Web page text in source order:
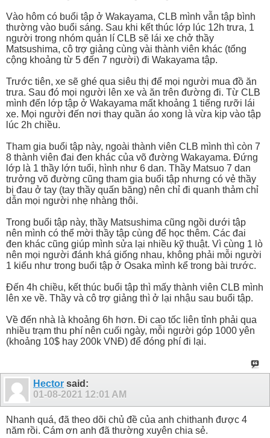
Vào hôm có buổi tập ở Wakayama, CLB mình vẫn tập bình
thường vào buổi sáng. Sau khi kết thúc lớp lúc 12h trưa, 1
người trong nhóm quản lí CLB sẽ lái xe chở thầy
Matsushima, cô trợ giảng cùng vài thành viên khác (tổng
cộng khoảng từ 5 đến 7 người) đi Wakayama tập.
Trước tiên, xe sẽ ghé qua siêu thị để mọi người mua đồ ăn
trưa. Sau đó mọi người lên xe và ăn trên đường đi. Từ CLB
mình đến lớp tập ở Wakayama mất khoảng 1 tiếng rưỡi lái
xe. Mọi người đến nơi thay quần áo xong là vừa kịp vào tập
lúc 2h chiều.
Tham gia buổi tập này, ngoài thành viên CLB mình thì còn 7
8 thành viên đai đen khác của võ đường Wakayama. Đứng
lớp là 1 thầy lớn tuổi, hình như 6 dan. Thầy Matsuo 7 dan
trưởng võ đường cũng tham gia buổi tập nhưng có vẻ thầy
bị đau ở tay (tay thầy quấn băng) nên chỉ đi quanh thảm chỉ
dẫn mọi người nhẹ nhàng thôi.
Trong buổi tập này, thầy Matsushima cũng ngồi dưới tập
nên mình có thể mời thầy tập cùng để học thêm. Các đai
đen khác cũng giúp mình sửa lại nhiều kỹ thuật. Vì cùng 1 lò
nên mọi người đánh khá giống nhau, không phải mỗi người
1 kiểu như trong buổi tập ở Osaka mình kể trong bài trước.
Đến 4h chiều, kết thúc buổi tập thì mấy thành viên CLB mình
lên xe về. Thầy và cô trợ giảng thì ở lại nhậu sau buổi tập.
Về đến nhà là khoảng 6h hơn. Đi cao tốc liên tỉnh phải qua
nhiều trạm thu phí nên cuối ngày, mỗi người góp 1000 yên
(khoảng 10$ hay 200k VNĐ) để đóng phí đi lại.
Hector said:
01-08-2021 12:01 AM
Nhanh quá, đã theo dõi chủ đề của anh chithanh được 4
năm rồi. Cám ơn anh đã thường xuyên chia sẻ.